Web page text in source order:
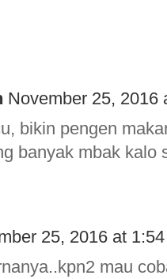
November 25, 2016
bikin pengen
banyak mbak kalo
25, 2016 at
mau